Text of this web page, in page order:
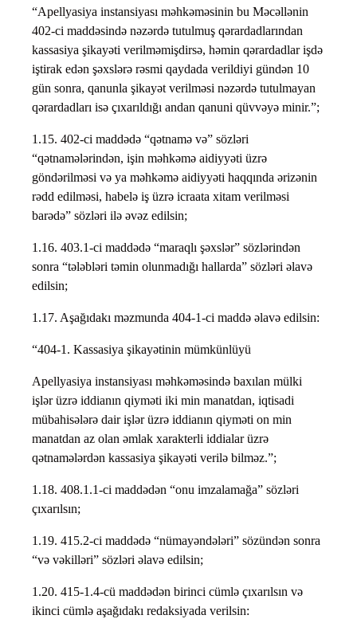
“Apellyasiya instansiyası məhkəməsinin bu Məcəllənin
402-ci maddəsində nəzərdə tutulmuş qərardadlarından
kassasiya şikayəti verilməmişdirsə, həmin qərardadlar işdə
iştirak edən şəxslərə rəsmi qaydada verildiyi gündən 10
gün sonra, qanunla şikayət verilməsi nəzərdə tutulmayan
qərardadları isə çıxarıldığı andan qanuni qüvvəyə minir.”;
1.15. 402-ci maddədə “qətnamə və” sözləri
“qətnamələrindən, işin məhkəmə aidiyyəti üzrə
göndərilməsi və ya məhkəmə aidiyyəti haqqında ərizənin
rədd edilməsi, habelə iş üzrə icraata xitam verilməsi
barədə” sözləri ilə əvəz edilsin;
1.16. 403.1-ci maddədə “maraqlı şəxslər” sözlərindən
sonra “tələbləri təmin olunmadığı hallarda” sözləri əlavə
edilsin;
1.17. Aşağıdakı məzmunda 404-1-ci maddə əlavə edilsin:
“404-1. Kassasiya şikayətinin mümkünlüyü
Apellyasiya instansiyası məhkəməsində baxılan mülki
işlər üzrə iddianın qiyməti iki min manatdan, iqtisadi
mübahisələrə dair işlər üzrə iddianın qiyməti on min
manatdan az olan əmlak xarakterli iddialar üzrə
qətnamələrdən kassasiya şikayəti verilə bilməz.”;
1.18. 408.1.1-ci maddədən “onu imzalamağa” sözləri
çıxarılsın;
1.19. 415.2-ci maddədə “nümayəndələri” sözündən sonra
“və vəkilləri” sözləri əlavə edilsin;
1.20. 415-1.4-cü maddədən birinci cümlə çıxarılsın və
ikinci cümlə aşağıdakı redaksiyada verilsin: